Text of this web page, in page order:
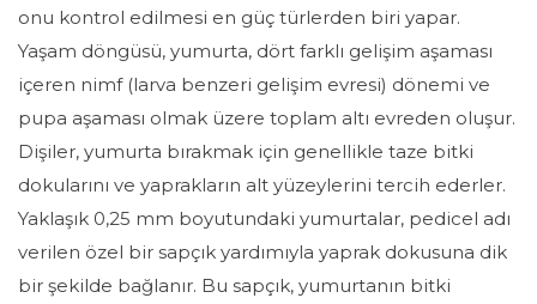
onu kontrol edilmesi en güç türlerden biri yapar.
Yaşam döngüsü, yumurta, dört farklı gelişim aşaması
içeren nimf (larva benzeri gelişim evresi) dönemi ve
pupa aşaması olmak üzere toplam altı evreden oluşur.
Dişiler, yumurta bırakmak için genellikle taze bitki
dokularını ve yaprakların alt yüzeylerini tercih ederler.
Yaklaşık 0,25 mm boyutundaki yumurtalar, pedicel adı
verilen özel bir sapçık yardımıyla yaprak dokusuna dik
bir şekilde bağlanır. Bu sapçık, yumurtanın bitki